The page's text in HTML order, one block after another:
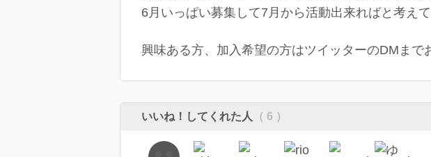
6月いっぱい募集して7月から活動出来ればと考えて
興味ある方、加入希望の方はツイッターのDMまで
いいね！してくれた人 （ 6 ）